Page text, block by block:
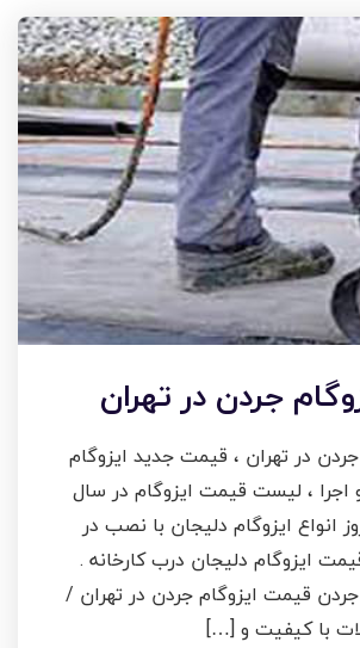
جردن در تهران
در تهران ، قیمت جدید ایزوگام
، لیست قیمت ایزوگام در سال
روز انواع ایزوگام دلیجان با نصب در
ایزوگام دلیجان درب کارخانه .
قیمت ایزوگام جردن در تهران /
با کیفیت و […]